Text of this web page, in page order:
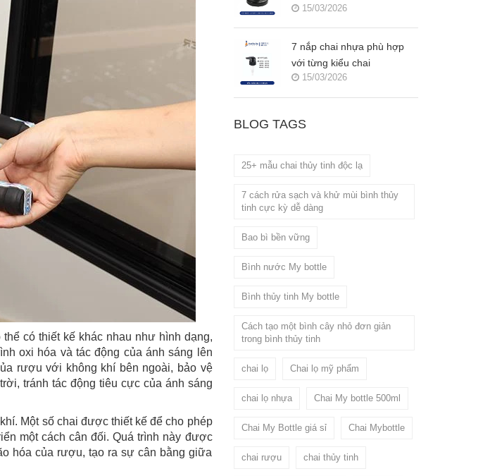
có thiết kế khác nhau như hình dạng,
oxi hóa và tác động của ánh sáng lên
rượu với không khí bên ngoài, bảo vệ
tránh tác động tiêu cực của ánh sáng
Một số chai được thiết kế để cho phép
một cách cân đối. Quá trình này được
hóa của rượu, tạo ra sự cân bằng giữa
15/03/2026
7 nắp chai nhựa phù hợp
với từng kiểu chai
15/03/2026
BLOG TAGS
25+ mẫu chai thủy tinh độc lạ
7 cách rửa sạch và khử mùi bình thủy
tinh cực kỳ dễ dàng
Bao bì bền vững
Bình nước My bottle
Bình thủy tinh My bottle
Cách tạo một bình cây nhỏ đơn giản
trong bình thủy tinh
chai lọ Chai lọ mỹ phẩm
chai lọ nhựa Chai My bottle 500ml
Chai My Bottle giá sỉ Chai Mybottle
chai rượu chai thủy tinh